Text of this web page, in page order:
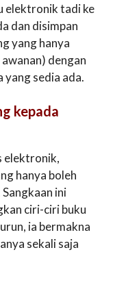
elektronik tadi ke
dan disimpan
yang hanya
dengan
yang sedia ada.
kepada
elektronik,
hanya boleh
ini
ciri-ciri buku
ia bermakna
sekali saja